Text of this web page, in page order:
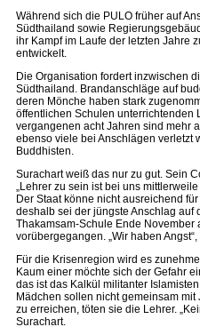
Während sich die PULO früher auf
Südthailand sowie
ihr Kampf im Laufe der letzten Jahre
entwickelt.
Die Organisation fordert inzwischen
Südthailand. Brandanschläge auf
deren Mönche haben stark
öffentlichen Schulen unterrichtenden
vergangenen acht Jahren sind mehr
ebenso viele bei Anschlägen verletzt
Buddhisten.
Surachart weiß das nur zu gut. Sein
„Lehrer zu sein ist bei uns
Der Staat könne nicht ausreichend
deshalb sei der jüngste Anschlag auf
Thakamsam-Schule Ende
vorübergegangen. „Wir haben
Für die Krisenregion wird es
Kaum einer möchte sich der Gefahr
das ist das Kalkül militanter
Mädchen sollen nicht gemeinsam
zu erreichen, töten sie die Lehrer.
Surachart.